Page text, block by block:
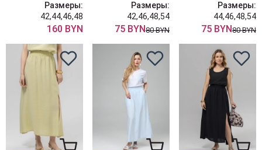
Размеры:
42,44,46,48
160 BYN
Размеры:
42,46,48,54
75 BYN80 BYN
Размеры:
44,46,48,54
75 BYN80 BYN